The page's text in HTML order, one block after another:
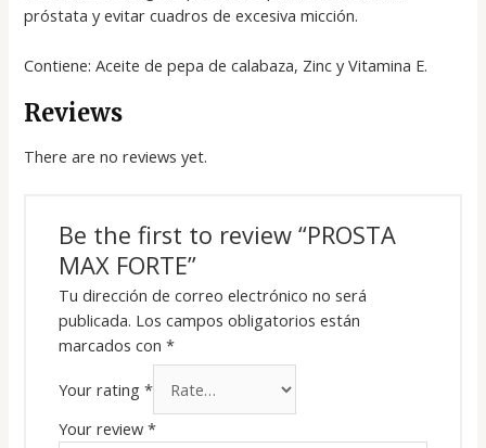
próstata y evitar cuadros de excesiva micción.
Contiene: Aceite de pepa de calabaza, Zinc y Vitamina E.
Reviews
There are no reviews yet.
Be the first to review “PROSTA
MAX FORTE”
Tu dirección de correo electrónico no será
publicada. Los campos obligatorios están
marcados con *
Your rating *
Your review *